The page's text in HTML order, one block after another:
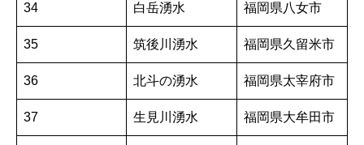
34 白岳湧水 福岡県八女市
35 筑後川湧水 福岡県久留米市
36 北斗の湧水 福岡県太宰府市
37 生見川湧水 福岡県大牟田市